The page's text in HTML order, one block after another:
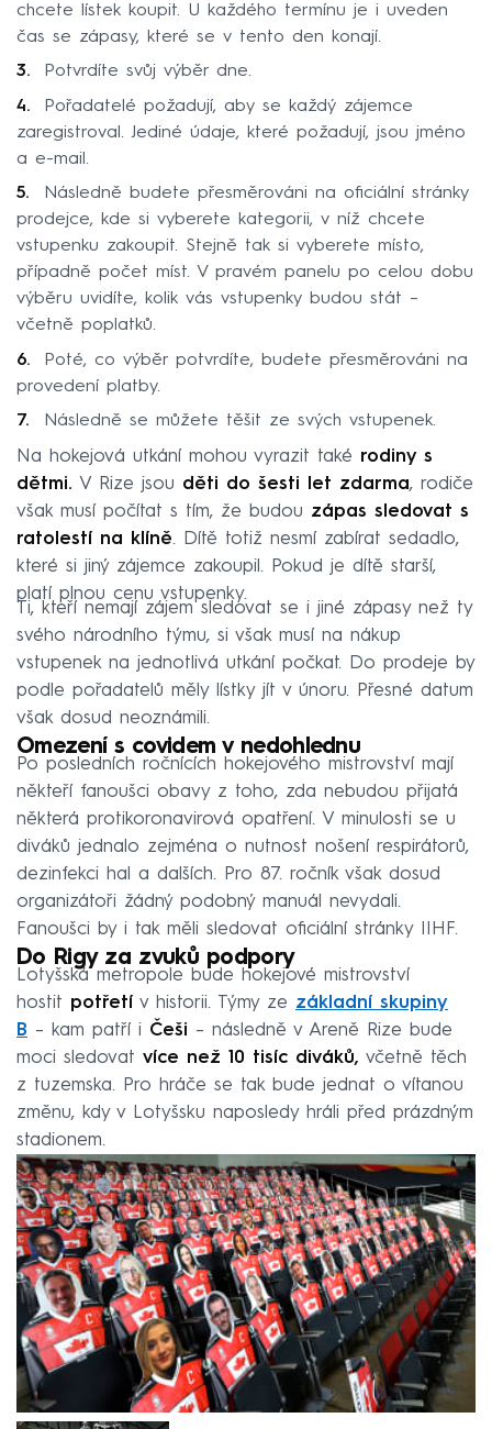
chcete lístek koupit. U každého termínu je i uveden
čas se zápasy, které se v tento den konají.
Potvrdíte svůj výběr dne.
Pořadatelé požadují, aby se každý zájemce
zaregistroval. Jediné údaje, které požadují, jsou jméno
a e-mail.
Následně budete přesměrováni na oficiální stránky
prodejce, kde si vyberete kategorii, v níž chcete
vstupenku zakoupit. Stejně tak si vyberete místo,
případně počet míst. V pravém panelu po celou dobu
výběru uvidíte, kolik vás vstupenky budou stát –
včetně poplatků.
Poté, co výběr potvrdíte, budete přesměrováni na
provedení platby.
Následně se můžete těšit ze svých vstupenek.
Na hokejová utkání mohou vyrazit také rodiny s
dětmi. V Rize jsou děti do šesti let zdarma, rodiče
však musí počítat s tím, že budou zápas sledovat s
ratolestí na klíně. Dítě totiž nesmí zabírat sedadlo,
které si jiný zájemce zakoupil. Pokud je dítě starší,
platí plnou cenu vstupenky.
Ti, kteří nemají zájem sledovat se i jiné zápasy než ty
svého národního týmu, si však musí na nákup
vstupenek na jednotlivá utkání počkat. Do prodeje by
podle pořadatelů měly lístky jít v únoru. Přesné datum
však dosud neoznámili.
Omezení s covidem v nedohlednu
Po posledních ročnících hokejového mistrovství mají
někteří fanoušci obavy z toho, zda nebudou přijatá
některá protikoronavirová opatření. V minulosti se u
diváků jednalo zejména o nutnost nošení respirátorů,
dezinfekci hal a dalších. Pro 87. ročník však dosud
organizátoři žádný podobný manuál nevydali.
Fanoušci by i tak měli sledovat oficiální stránky IIHF.
Do Rigy za zvuků podpory
Lotyšská metropole bude hokejové mistrovství
hostit potřetí v historii. Týmy ze základní skupiny
B – kam patří i Češi – následně v Areně Rize bude
moci sledovat více než 10 tisíc diváků, včetně těch
z tuzemska. Pro hráče se tak bude jednat o vítanou
změnu, kdy v Lotyšsku naposledy hráli před prázdným
stadionem.